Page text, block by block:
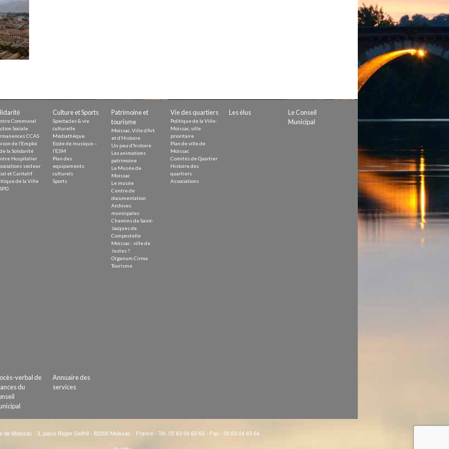
durable
Communal
Sociale
CCAS
de l’Emploi
la Solidarité
Hospitalier
secteur
et Caritatif
de la Ville
Culture et Sports
Spectacles & vie
culturelle
Médiathèque
Ecole de musique –
l’E3M
Plan des
equipements
culturels
Sports
Patrimoine et
tourisme
Moissac, Ville d’Art
et d’Histoire
Un peu d’histoire
Les animations
patrimoine
Le Musée de
Moissac
Le musée
Centre de
documentation
Archives
municipales
Chemins de Saint-
Jacques de
Compostelle
Moissac : ville de
Justes ?
Organum Cirma
Tourisme
Vie des quartiers
Politique de la Ville :
Moissac, ville
prioritaire
Plan de ville de
Moissac
Comités de Quartier
Histoire des
quartiers
Associations
Les élus
Le Conseil
Municipal
verbal de
du
Annuaire des
services
de Moissac - 3, place Roger Delthil - 82200 Moissac - France - Tél. 05 63 04 63 63 - Fax : 05 63 04 63 64